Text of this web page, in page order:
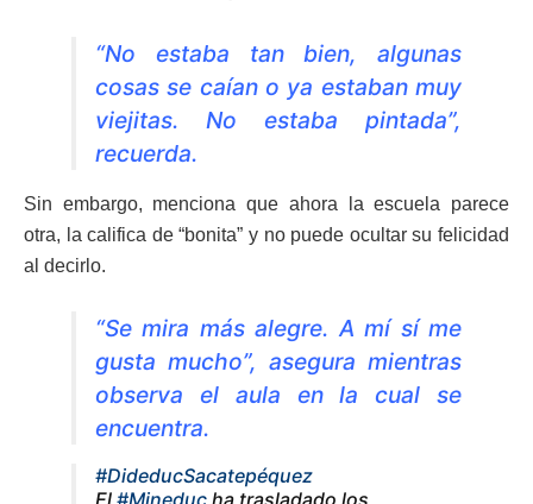
“No estaba tan bien, algunas
cosas se caían o ya estaban muy
viejitas. No estaba pintada”,
recuerda.
Sin embargo, menciona que ahora la escuela parece
otra, la califica de “bonita” y no puede ocultar su felicidad
al decirlo.
“Se mira más alegre. A mí sí me
gusta mucho”, asegura mientras
observa el aula en la cual se
encuentra.
#DideducSacatepéquez